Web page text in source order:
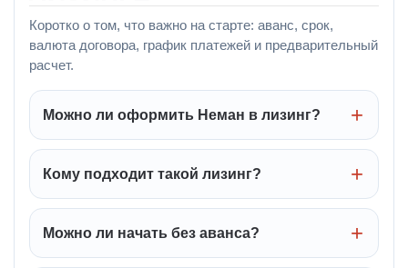
Коротко о том, что важно на старте: аванс, срок,
валюта договора, график платежей и предварительный
расчет.
Можно ли оформить Неман в лизинг?
Кому подходит такой лизинг?
Можно ли начать без аванса?